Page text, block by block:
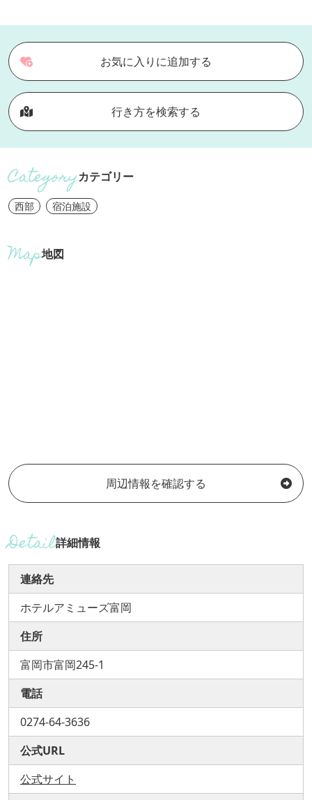
お気に入りに追加する
行き方を検索する
カテゴリー
西部 宿泊施設
地図
周辺情報を確認する
詳細情報
連絡先
ホテルアミューズ富岡
住所
富岡市富岡245-1
電話
0274-64-3636
公式URL
公式サイト